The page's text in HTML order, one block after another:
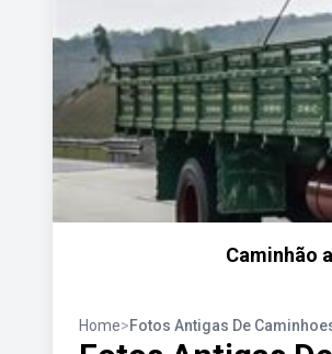
Caminhão
Home>Fotos Antigas De